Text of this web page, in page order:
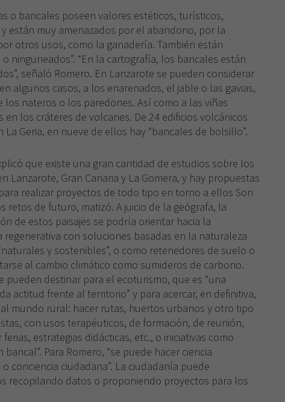
o bancales poseen valores estéticos, turísticos,
están muy amenazados por el abandono, por la
otros usos, como la ganadería. También están
o ninguneados”. “En la cartografía, los bancales están
señaló Romero. En Lanzarote se pueden considerar
algunos casos, a los enarenados, el jable o las gavias,
los nateros o los paredones. Así como a las viñas
en los cráteres de volcanes. De 24 edificios volcánicos
La Geria, en nueve de ellos hay “bancales de bolsillo”.
que existe una gran cantidad de estudios sobre los
Lanzarote, Gran Canaria y La Gomera, y hay propuestas
realizar proyectos de todo tipo en torno a ellos Son
retos de futuro, matizó. A juicio de la geógrafa, la
de estos paisajes se podría orientar hacia la
regenerativa con soluciones basadas en la naturaleza
y sostenibles”, o como retenedores de suelo o
al cambio climático como sumideros de carbono.
pueden destinar para el ecoturismo, que es “una
actitud frente al territorio” y para acercar, en definitiva,
mundo rural: hacer rutas, huertos urbanos y otro tipo
con usos terapéuticos, de formación, de reunión,
ferias, estrategias didácticas, etc., o iniciativas como
bancal”. Para Romero, “se puede hacer ciencia
conciencia ciudadana”. La ciudadanía puede
recopilando datos o proponiendo proyectos para los
nuestra web
funcione lo
mejor posible
durante tu
rechaza estas
cookies,
desaparecerán
de la web.